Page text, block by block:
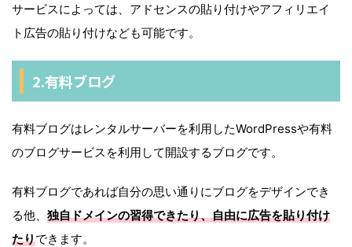
サービスによっては、アドセンスの貼り付けやアフィリエイ
ト広告の貼り付けなども可能です。
2.有料ブログ
有料ブログはレンタルサーバーを利用したWordPressや有料
のブログサービスを利用して開設するブログです。
有料ブログであれば自分の思い通りにブログをデザインでき
る他、 独自ドメインの習得できたり、自由に広告を貼り付け
たりできます。